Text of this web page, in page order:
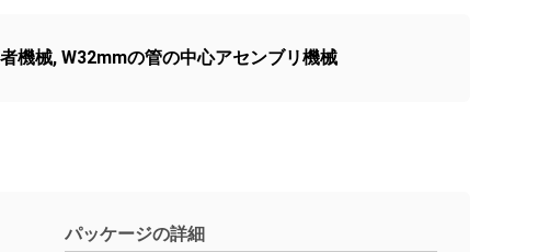
機械, W32mmの管の中心アセンブリ機械
パッケージの詳細